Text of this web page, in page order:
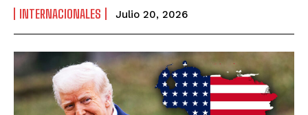
INTERNACIONALES Julio 20, 2026